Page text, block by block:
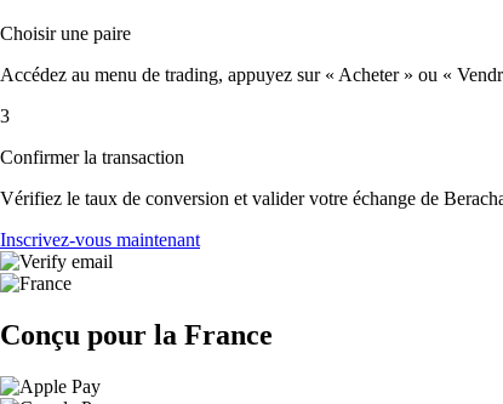
Choisir une paire
Accédez au menu de trading, appuyez sur « Acheter » ou «
3
Confirmer la transaction
Vérifiez le taux de conversion et valider votre échange de
Inscrivez-vous maintenant
Conçu pour la France